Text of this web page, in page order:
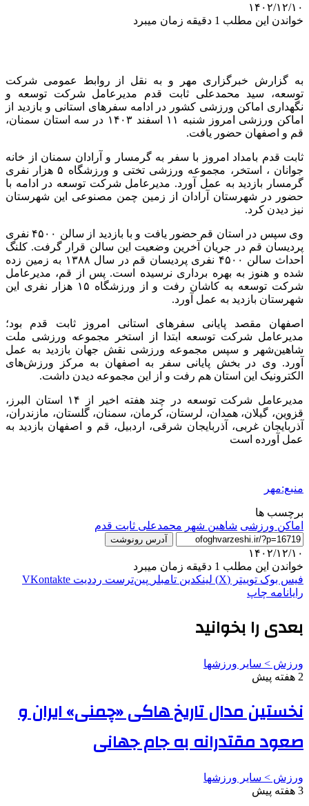
۱۴۰۲/۱۲/۱۰
خواندن این مطلب 1 دقیقه زمان میبرد
به گزارش خبرگزاری مهر و به نقل از روابط عمومی شرکت
توسعه، سید محمدعلی ثابت قدم مدیرعامل شرکت توسعه و
نگهداری اماکن ورزشی کشور در ادامه سفرهای استانی و بازدید از
اماکن ورزشی امروز شنبه ۱۱ اسفند ۱۴۰۳ در سه استان سمنان،
قم و اصفهان حضور یافت.
ثابت قدم بامداد امروز با سفر به گرمسار و آرادان سمنان از خانه
جوانان ، استخر، مجموعه ورزشی تختی و ورزشگاه ۵ هزار نفری
گرمسار بازدید به عمل آورد. مدیرعامل شرکت توسعه در ادامه با
حضور در شهرستان آرادان از زمین چمن مصنوعی این شهرستان
نیز دیدن کرد.
وی سپس در استان قم حضور یافت و با بازدید از سالن ۴۵۰۰ نفری
پردیسان قم در جریان آخرین وضعیت این سالن قرار گرفت. کلنگ
احداث سالن ۴۵۰۰ نفری پردیسان قم در سال ۱۳۸۸ به زمین زده
شده و هنوز به بهره برداری نرسیده است. پس از قم، مدیرعامل
شرکت توسعه به کاشان رفت و از ورزشگاه ۱۵ هزار نفری این
شهرستان بازدید به عمل آورد.
اصفهان مقصد پایانی سفرهای استانی امروز ثابت قدم بود؛
مدیرعامل شرکت توسعه ابتدا از استخر مجموعه ورزشی ملت
شاهین‌شهر و سپس مجموعه ورزشی نقش جهان بازدید به عمل
آورد. وی در بخش پایانی سفر به اصفهان به مرکز ورزش‌های
الکترونیک این استان هم رفت و از این مجموعه دیدن داشت.
مدیرعامل شرکت توسعه در چند هفته اخیر از ۱۴ استان البرز،
قزوین، گیلان، همدان، لرستان، کرمان، سمنان، گلستان، مازندران،
آذربایجان غربی، آذربایجان شرقی، اردبیل، قم و اصفهان بازدید به
عمل آورده است
منبع:مهر
برچسب ها
اماکن ورزشی شاهین شهر محمدعلی ثابت قدم
آدرس رونوشت
۱۴۰۲/۱۲/۱۰
خواندن این مطلب 1 دقیقه زمان میبرد
فیس بوک توییتر (X) لینکدین ‫تامبلر ‫پین‌ترست ‫رددیت ‫VKontakte
رایانامه چاپ
بعدی را بخوانید
ورزش > سایر ورزشها
2 هفته پیش
نخستین مدال تاریخ هاکی «چمنی» ایران و
صعود مقتدرانه به جام جهانی
ورزش > سایر ورزشها
3 هفته پیش